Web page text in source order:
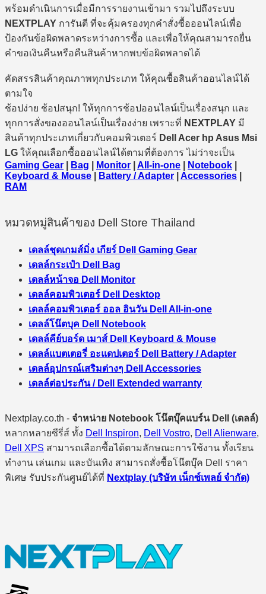
พร้อมดำเนินการเมื่อมีการรายงานเข้ามา รวมไปถึงระบบ
NEXTPLAY การันตี ที่จะคุ้มครองทุกคำสั่งซื้อออนไลน์เพื่อ
ป้องกันข้อผิดพลาดระหว่างการซื้อ และเพื่อให้คุณสามารถยื่น
คำขอเงินคืนหรือคืนสินค้าหากพบข้อผิดพลาดได้
คัดสรรสินค้าคุณภาพทุกประเภท ให้คุณซื้อสินค้าออนไลน์ได้
ตามใจ
ช้อปง่าย ช้อปสนุก! ให้ทุกการช้อปออนไลน์เป็นเรื่องสนุก และ
ทุกการสั่งของออนไลน์เป็นเรื่องง่าย เพราะที่ NEXTPLAY มี
สินค้าทุกประเภทเกี่ยวกับคอมพิวเตอร์ Dell Acer hp Asus Msi
LG ให้คุณเลือกซื้อออนไลน์ได้ตามที่ต้องการ ไม่ว่าจะเป็น
Gaming Gear
Bag Monitor All-in-one Notebook
Keyboard & Mouse
Battery / Adapter Accessories
RAM
หมวดหมู่สินค้าของ Dell Store Thailand
เดลล์ชุดเกมส์มิ่ง เกียร์ Dell Gaming Gear
เดลล์กระเป๋า Dell Bag
เดลล์หน้าจอ Dell Monitor
เดลล์คอมพิวเตอร์ Dell Desktop
เดลล์คอมพิวเตอร์ ออล อินวัน Dell All-in-one
เดลล์โน๊ตบุค Dell Notebook
เดลล์คีย์บอร์ด เมาส์ Dell Keyboard & Mouse
เดลล์แบตเตอรี่ อะแดปเตอร์ Dell Battery / Adapter
เดลล์อุปกรณ์เสริมต่างๆ Dell Accessories
เดลล์ต่อประกัน / Dell Extended warranty
Nextplay.co.th - จำหน่าย Notebook โน๊ตบุ๊คแบร์น Dell (เดลล์)
หลากหลายซีรี่ส์ ทั้ง Dell Inspiron, Dell Vostro, Dell Alienware,
Dell XPS สามารถเลือกซื้อได้ตามลักษณะการใช้งาน ทั้งเรียน
ทำงาน เล่นเกม และบันเทิง สามารถสั่งซื้อโน๊ตบุ๊ค Dell ราคา
พิเศษ รับประกันศูนย์ได้ที่ Nextplay (บริษัท เน็กซ์เพลย์ จำกัด)